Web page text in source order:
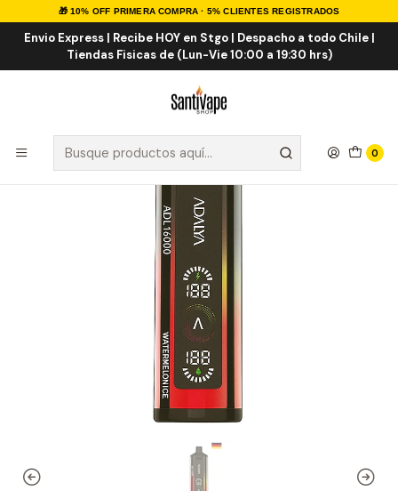
🎁 10% OFF PRIMERA COMPRA · 5% CLIENTES REGISTRADOS
Envio Express | Recibe HOY en Stgo | Despacho a todo Chile |
Tiendas Fisicas de (Lun-Vie 10:00 a 19:30 hrs)
0
Inicio VAPE DESECHABLES VAPE FRUTALES
Adalya ADL 16000 Puffs